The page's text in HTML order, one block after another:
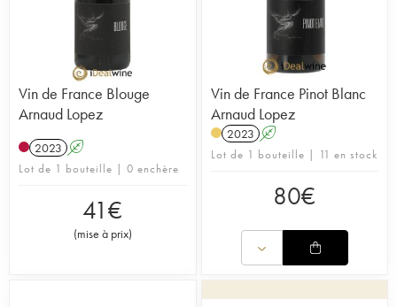
Vin de France Blouge
Arnaud Lopez
2023 A
Lot de 1 bouteille | 0 enchère
41€
(mise à prix)
Vin de France Pinot Blanc
Arnaud Lopez
2023 A
Lot de 1 bouteille | 11 en stock
80€